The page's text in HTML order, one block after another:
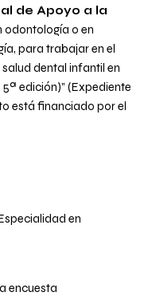
de Apoyo a la
odontología o en
para trabajar en el
dental infantil en
edición)” (Expediente
está financiado por el
en
encuesta